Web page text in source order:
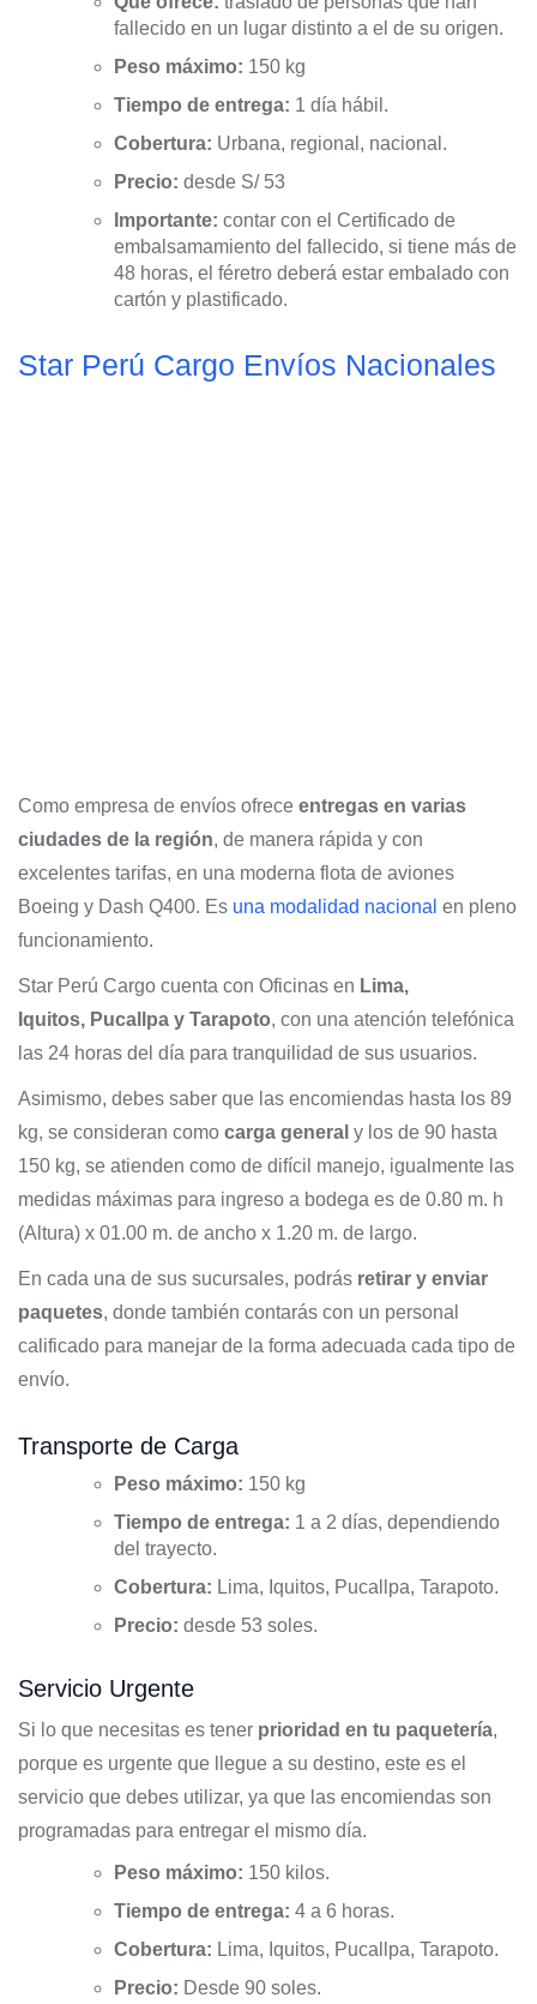
fallecido en un lugar distinto a el de su origen.
Peso máximo: 150 kg
Tiempo de entrega: 1 día hábil.
Cobertura: Urbana, regional, nacional.
Precio: desde S/ 53
Importante: contar con el Certificado de
embalsamamiento del fallecido, si tiene más de
48 horas, el féretro deberá estar embalado con
cartón y plastificado.
Star Perú Cargo Envíos Nacionales
Como empresa de envíos ofrece entregas en varias
ciudades de la región, de manera rápida y con
excelentes tarifas, en una moderna flota de aviones
Boeing y Dash Q400. Es una modalidad nacional en pleno
funcionamiento.
Star Perú Cargo cuenta con Oficinas en Lima,
Iquitos, Pucallpa y Tarapoto, con una atención telefónica
las 24 horas del día para tranquilidad de sus usuarios.
Asimismo, debes saber que las encomiendas hasta los 89
kg, se consideran como carga general y los de 90 hasta
150 kg, se atienden como de difícil manejo, igualmente las
medidas máximas para ingreso a bodega es de 0.80 m. h
(Altura) x 01.00 m. de ancho x 1.20 m. de largo.
En cada una de sus sucursales, podrás retirar y enviar
paquetes, donde también contarás con un personal
calificado para manejar de la forma adecuada cada tipo de
envío.
Transporte de Carga
Peso máximo: 150 kg
Tiempo de entrega: 1 a 2 días, dependiendo
del trayecto.
Cobertura: Lima, Iquitos, Pucallpa, Tarapoto.
Precio: desde 53 soles.
Servicio Urgente
Si lo que necesitas es tener prioridad en tu paquetería,
porque es urgente que llegue a su destino, este es el
servicio que debes utilizar, ya que las encomiendas son
programadas para entregar el mismo día.
Peso máximo: 150 kilos.
Tiempo de entrega: 4 a 6 horas.
Cobertura: Lima, Iquitos, Pucallpa, Tarapoto.
Precio: Desde 90 soles.